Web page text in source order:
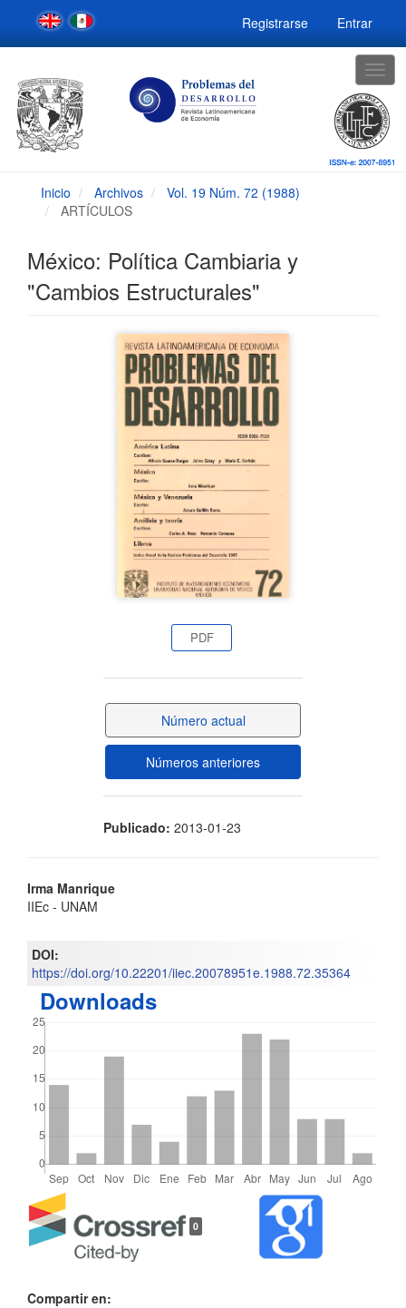
Navegación
principal
Contenido
Barra
lateral
Registrarse Entrar
Inicio Archivos
Vol. 19 Núm. 72 (1988)
ARTÍCULOS
México: Política Cambiaria y
"Cambios Estructurales"
PDF
Número actual
Números anteriores
Publicado: 2013-01-23
Contenido
del
artículo
Irma Manrique
IIEc - UNAM
DOI:
https://doi.org/10.22201/iiec.20078951e.1988.72.35364
Downloads
Detalles
del
artículo
0
Compartir en: